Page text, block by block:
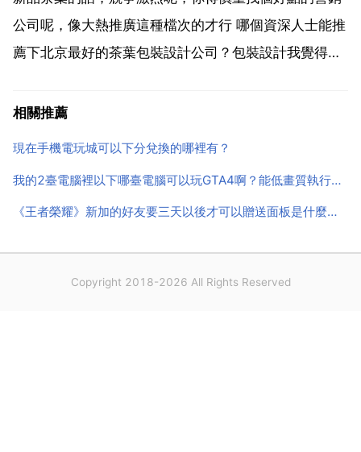
公司呢，像大熱推廣這種檔次的才行 哪個資深人士能推
薦下北京最好的茶葉包裝設計公司？包裝設計我覺得還
是帶動銷售的設計，應該會對你公司有巨大幫助的，能
相關推薦
現在手機電玩城可以下分兌換的哪裡有？
我的2臺電腦裡以下哪臺電腦可以玩GTA4啊？能低畫質執行也可以
《王者榮耀》新加的好友要三天以後才可以贈送面板是什麼意思
Copyright 2018-2026 All Rights Reserved